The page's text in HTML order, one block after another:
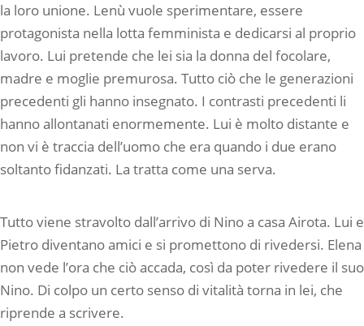
la loro unione. Lenù vuole sperimentare, essere
protagonista nella lotta femminista e dedicarsi al proprio
lavoro. Lui pretende che lei sia la donna del focolare,
madre e moglie premurosa. Tutto ciò che le generazioni
precedenti gli hanno insegnato. I contrasti precedenti li
hanno allontanati enormemente. Lui è molto distante e
non vi è traccia dell’uomo che era quando i due erano
soltanto fidanzati. La tratta come una serva.
Tutto viene stravolto dall’arrivo di Nino a casa Airota. Lui e
Pietro diventano amici e si promettono di rivedersi. Elena
non vede l’ora che ciò accada, così da poter rivedere il suo
Nino. Di colpo un certo senso di vitalità torna in lei, che
riprende a scrivere.